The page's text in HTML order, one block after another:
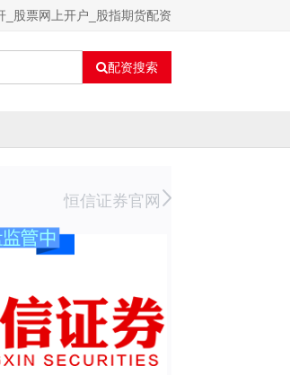
_股票网上开户_股指期货配资
配资搜索
恒信证券官网